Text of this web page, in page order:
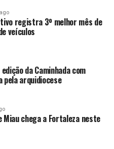
registra 3º melhor mês de
veículos
da Caminhada com
pela arquidiocese
Miau chega a Fortaleza neste